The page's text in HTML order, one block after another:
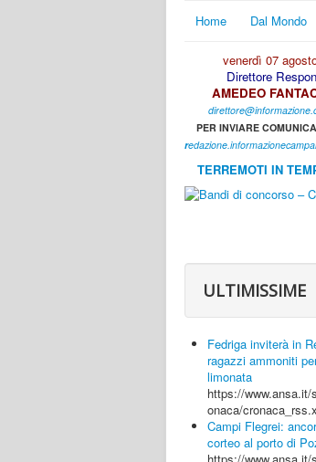
Home Dal Mondo
venerdì 07
Direttore
AMEDEO
PER INVIARE
r
TERREMOTI IN
ULTIMISSIME
Fedriga inviterà in
ragazzi ammoniti
limonata
https://
onaca/
Campi Flegrei:
corteo al porto di